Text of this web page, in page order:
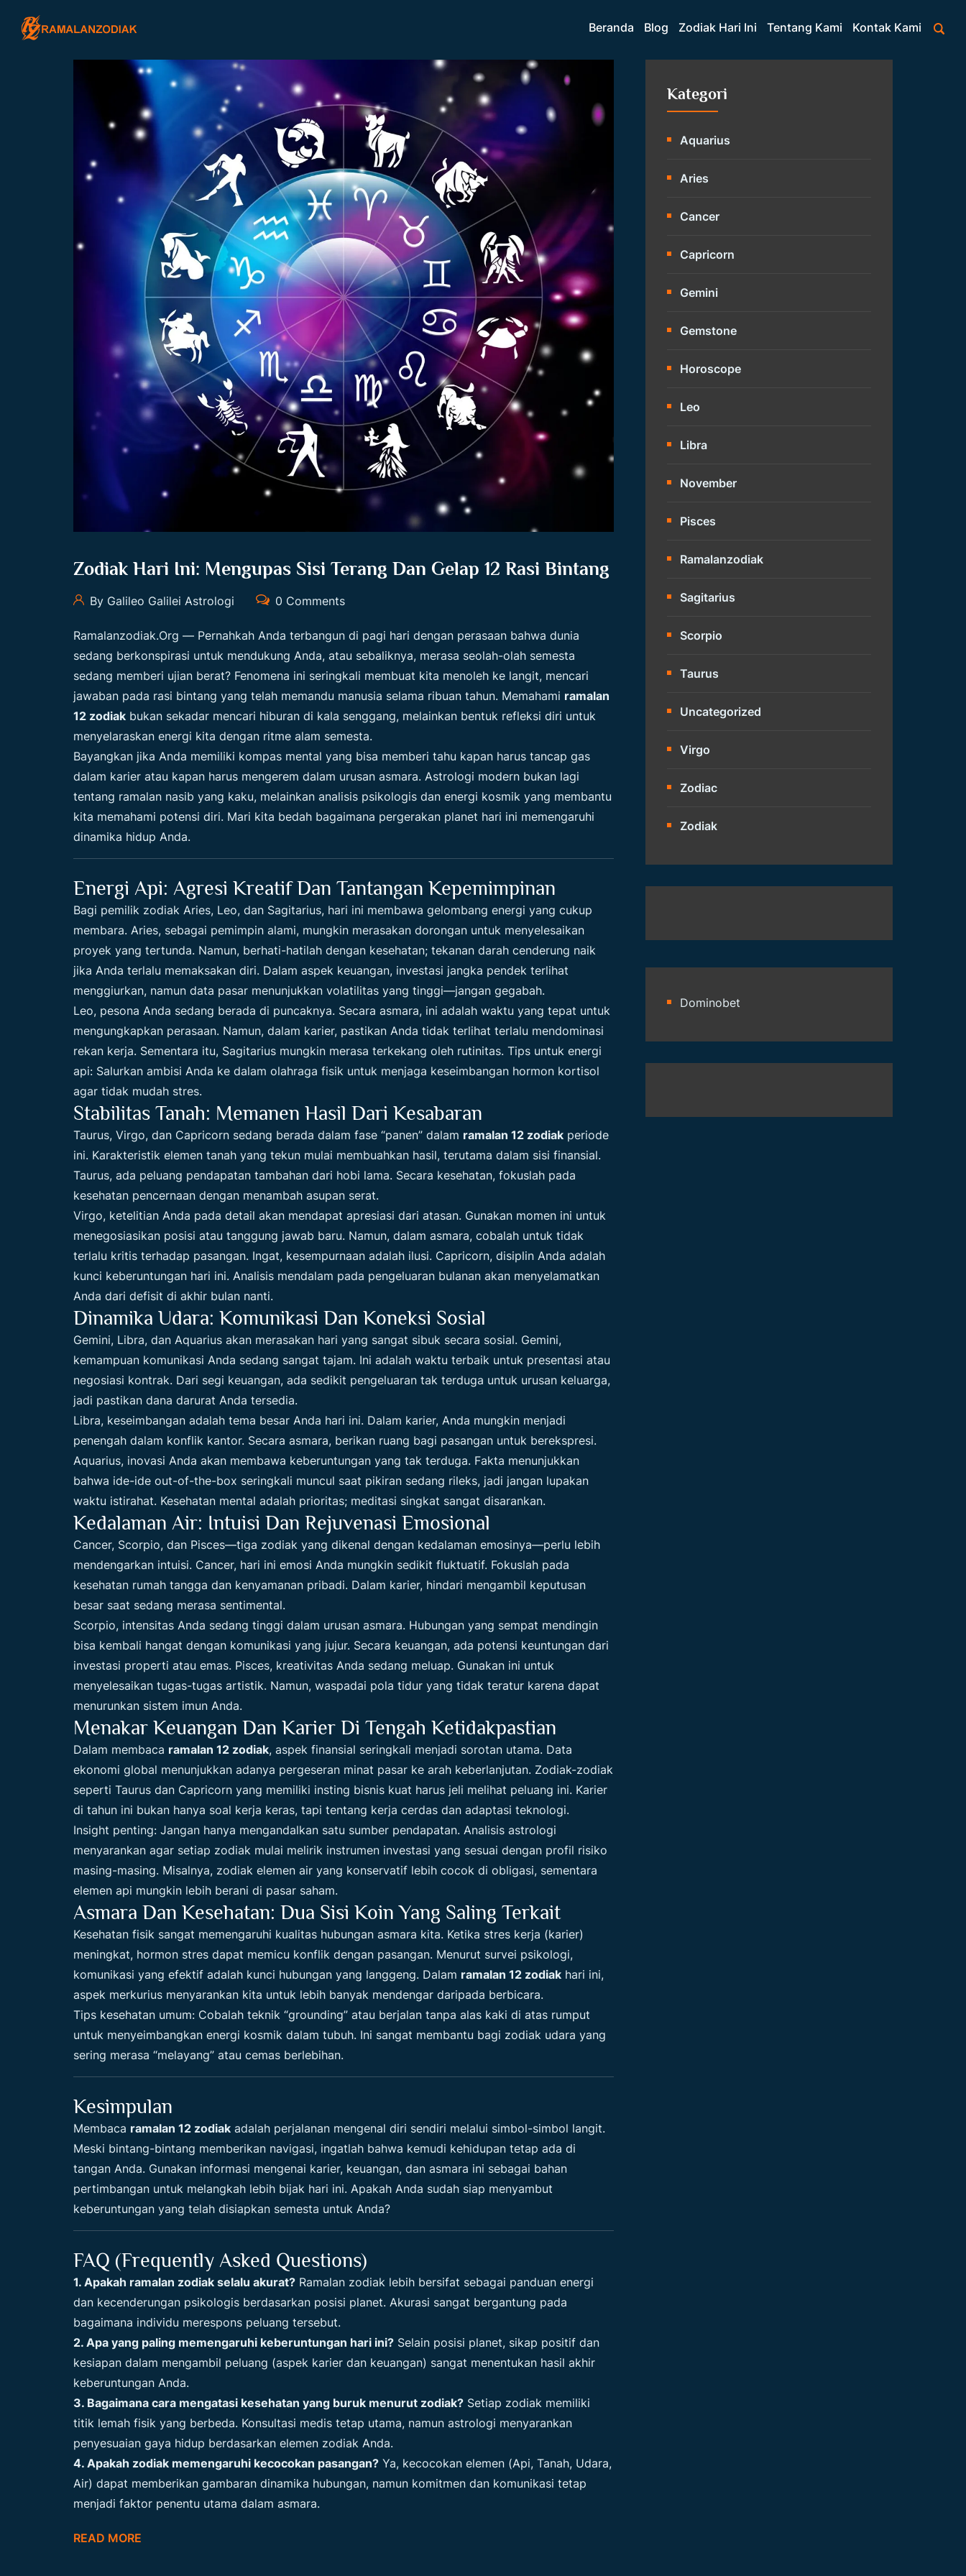
Beranda Blog Zodiak Hari Ini Tentang Kami Kontak Kami
Zodiak Hari Ini: Mengupas Sisi Terang Dan Gelap 12 Rasi Bintang
By Galileo Galilei Astrologi 0 Comments
Ramalanzodiak.org — Pernahkah Anda terbangun di pagi hari dengan perasaan bahwa dunia
sedang berkonspirasi untuk mendukung Anda, atau sebaliknya, merasa seolah-olah semesta
sedang memberi ujian berat? Fenomena ini seringkali membuat kita menoleh ke langit, mencari
jawaban pada rasi bintang yang telah memandu manusia selama ribuan tahun. Memahami ramalan
12 zodiak bukan sekadar mencari hiburan di kala senggang, melainkan bentuk refleksi diri untuk
menyelaraskan energi kita dengan ritme alam semesta.
Bayangkan jika Anda memiliki kompas mental yang bisa memberi tahu kapan harus tancap gas
dalam karier atau kapan harus mengerem dalam urusan asmara. Astrologi modern bukan lagi
tentang ramalan nasib yang kaku, melainkan analisis psikologis dan energi kosmik yang membantu
kita memahami potensi diri. Mari kita bedah bagaimana pergerakan planet hari ini memengaruhi
dinamika hidup Anda.
Energi Api: Agresi Kreatif Dan Tantangan Kepemimpinan
Bagi pemilik zodiak Aries, Leo, dan Sagitarius, hari ini membawa gelombang energi yang cukup
membara. Aries, sebagai pemimpin alami, mungkin merasakan dorongan untuk menyelesaikan
proyek yang tertunda. Namun, berhati-hatilah dengan kesehatan; tekanan darah cenderung naik
jika Anda terlalu memaksakan diri. Dalam aspek keuangan, investasi jangka pendek terlihat
menggiurkan, namun data pasar menunjukkan volatilitas yang tinggi—jangan gegabah.
Leo, pesona Anda sedang berada di puncaknya. Secara asmara, ini adalah waktu yang tepat untuk
mengungkapkan perasaan. Namun, dalam karier, pastikan Anda tidak terlihat terlalu mendominasi
rekan kerja. Sementara itu, Sagitarius mungkin merasa terkekang oleh rutinitas. Tips untuk energi
api: Salurkan ambisi Anda ke dalam olahraga fisik untuk menjaga keseimbangan hormon kortisol
agar tidak mudah stres.
Stabilitas Tanah: Memanen Hasil Dari Kesabaran
Taurus, Virgo, dan Capricorn sedang berada dalam fase “panen” dalam ramalan 12 zodiak periode
ini. Karakteristik elemen tanah yang tekun mulai membuahkan hasil, terutama dalam sisi finansial.
Taurus, ada peluang pendapatan tambahan dari hobi lama. Secara kesehatan, fokuslah pada
kesehatan pencernaan dengan menambah asupan serat.
Virgo, ketelitian Anda pada detail akan mendapat apresiasi dari atasan. Gunakan momen ini untuk
menegosiasikan posisi atau tanggung jawab baru. Namun, dalam asmara, cobalah untuk tidak
terlalu kritis terhadap pasangan. Ingat, kesempurnaan adalah ilusi. Capricorn, disiplin Anda adalah
kunci keberuntungan hari ini. Analisis mendalam pada pengeluaran bulanan akan menyelamatkan
Anda dari defisit di akhir bulan nanti.
Dinamika Udara: Komunikasi Dan Koneksi Sosial
Gemini, Libra, dan Aquarius akan merasakan hari yang sangat sibuk secara sosial. Gemini,
kemampuan komunikasi Anda sedang sangat tajam. Ini adalah waktu terbaik untuk presentasi atau
negosiasi kontrak. Dari segi keuangan, ada sedikit pengeluaran tak terduga untuk urusan keluarga,
jadi pastikan dana darurat Anda tersedia.
Libra, keseimbangan adalah tema besar Anda hari ini. Dalam karier, Anda mungkin menjadi
penengah dalam konflik kantor. Secara asmara, berikan ruang bagi pasangan untuk berekspresi.
Aquarius, inovasi Anda akan membawa keberuntungan yang tak terduga. Fakta menunjukkan
bahwa ide-ide out-of-the-box seringkali muncul saat pikiran sedang rileks, jadi jangan lupakan
waktu istirahat. Kesehatan mental adalah prioritas; meditasi singkat sangat disarankan.
Kedalaman Air: Intuisi Dan Rejuvenasi Emosional
Cancer, Scorpio, dan Pisces—tiga zodiak yang dikenal dengan kedalaman emosinya—perlu lebih
mendengarkan intuisi. Cancer, hari ini emosi Anda mungkin sedikit fluktuatif. Fokuslah pada
kesehatan rumah tangga dan kenyamanan pribadi. Dalam karier, hindari mengambil keputusan
besar saat sedang merasa sentimental.
Scorpio, intensitas Anda sedang tinggi dalam urusan asmara. Hubungan yang sempat mendingin
bisa kembali hangat dengan komunikasi yang jujur. Secara keuangan, ada potensi keuntungan dari
investasi properti atau emas. Pisces, kreativitas Anda sedang meluap. Gunakan ini untuk
menyelesaikan tugas-tugas artistik. Namun, waspadai pola tidur yang tidak teratur karena dapat
menurunkan sistem imun Anda.
Menakar Keuangan Dan Karier Di Tengah Ketidakpastian
Dalam membaca ramalan 12 zodiak, aspek finansial seringkali menjadi sorotan utama. Data
ekonomi global menunjukkan adanya pergeseran minat pasar ke arah keberlanjutan. Zodiak-zodiak
seperti Taurus dan Capricorn yang memiliki insting bisnis kuat harus jeli melihat peluang ini. Karier
di tahun ini bukan hanya soal kerja keras, tapi tentang kerja cerdas dan adaptasi teknologi.
Insight penting: Jangan hanya mengandalkan satu sumber pendapatan. Analisis astrologi
menyarankan agar setiap zodiak mulai melirik instrumen investasi yang sesuai dengan profil risiko
masing-masing. Misalnya, zodiak elemen air yang konservatif lebih cocok di obligasi, sementara
elemen api mungkin lebih berani di pasar saham.
Asmara Dan Kesehatan: Dua Sisi Koin Yang Saling Terkait
Kesehatan fisik sangat memengaruhi kualitas hubungan asmara kita. Ketika stres kerja (karier)
meningkat, hormon stres dapat memicu konflik dengan pasangan. Menurut survei psikologi,
komunikasi yang efektif adalah kunci hubungan yang langgeng. Dalam ramalan 12 zodiak hari ini,
aspek merkurius menyarankan kita untuk lebih banyak mendengar daripada berbicara.
Tips kesehatan umum: Cobalah teknik “grounding” atau berjalan tanpa alas kaki di atas rumput
untuk menyeimbangkan energi kosmik dalam tubuh. Ini sangat membantu bagi zodiak udara yang
sering merasa “melayang” atau cemas berlebihan.
Kesimpulan
Membaca ramalan 12 zodiak adalah perjalanan mengenal diri sendiri melalui simbol-simbol langit.
Meski bintang-bintang memberikan navigasi, ingatlah bahwa kemudi kehidupan tetap ada di
tangan Anda. Gunakan informasi mengenai karier, keuangan, dan asmara ini sebagai bahan
pertimbangan untuk melangkah lebih bijak hari ini. Apakah Anda sudah siap menyambut
keberuntungan yang telah disiapkan semesta untuk Anda?
FAQ (Frequently Asked Questions)
1. Apakah ramalan zodiak selalu akurat? Ramalan zodiak lebih bersifat sebagai panduan energi
dan kecenderungan psikologis berdasarkan posisi planet. Akurasi sangat bergantung pada
bagaimana individu merespons peluang tersebut.
2. Apa yang paling memengaruhi keberuntungan hari ini? Selain posisi planet, sikap positif dan
kesiapan dalam mengambil peluang (aspek karier dan keuangan) sangat menentukan hasil akhir
keberuntungan Anda.
3. Bagaimana cara mengatasi kesehatan yang buruk menurut zodiak? Setiap zodiak memiliki
titik lemah fisik yang berbeda. Konsultasi medis tetap utama, namun astrologi menyarankan
penyesuaian gaya hidup berdasarkan elemen zodiak Anda.
4. Apakah zodiak memengaruhi kecocokan pasangan? Ya, kecocokan elemen (Api, Tanah, Udara,
Air) dapat memberikan gambaran dinamika hubungan, namun komitmen dan komunikasi tetap
menjadi faktor penentu utama dalam asmara.
READ MORE
Kategori
Aquarius
Aries
Cancer
Capricorn
Gemini
Gemstone
Horoscope
Leo
Libra
November
Pisces
Ramalanzodiak
Sagitarius
Scorpio
Taurus
Uncategorized
Virgo
Zodiac
Zodiak
Dominobet